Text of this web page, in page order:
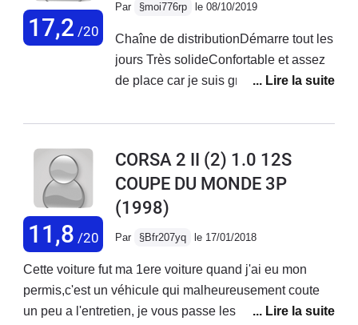
17,2 /20
Par §moi776rp le 08/10/2019
Chaîne de distributionDémarre tout les
jours Très solideConfortable et assez
de place car je suis grandJ'ai fais 1800
Orléans Saint Etienne Aubagne aucun
de route Conso raisonnableBraquage
un peu juste pour un petit
vehiculeManquait la clim
11,8 /20
CORSA 2 II (2) 1.0 12S
COUPE DU MONDE 3P
(1998)
Par §Bfr207yq le 17/01/2018
Cette voiture fut ma 1ere voiture quand j'ai eu mon
permis,c'est un véhicule qui malheureusement coute
un peu a l'entretien, je vous passe les réparations